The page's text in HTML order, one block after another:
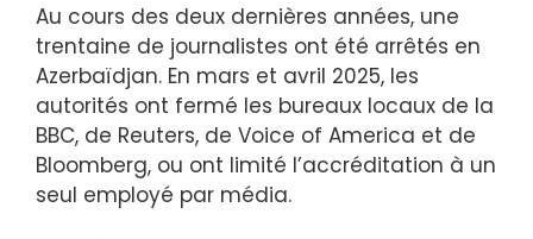
Au cours des deux dernières années, une
trentaine de journalistes ont été arrêtés en
Azerbaïdjan. En mars et avril 2025, les
autorités ont fermé les bureaux locaux de la
BBC, de Reuters, de Voice of America et de
Bloomberg, ou ont limité l’accréditation à un
seul employé par média.